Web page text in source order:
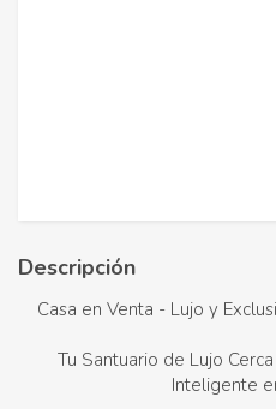
Descripción
Casa en Venta - Lujo y
Tu Santuario de Lujo
Inteligente